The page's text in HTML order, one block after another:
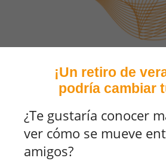
¡Un retiro de
podría cambiar
¿Te gustaría conocer
ver cómo se mueve
amigos?